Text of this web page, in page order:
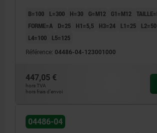
Forme A : non percée
Forme B : percée
B=100 L=300 H=30 G=M12 G1=M12
FORME=A
D=25 H1=5,5 H3=24 L1=25 L2=50
L4=100
L5=125
Référence: 04486-04-123001000
447,05 €
hors TVA
hors frais d’envoi
04486-04